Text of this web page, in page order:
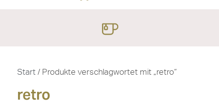
Start / Produkte verschlagwortet mit „retro“
retro